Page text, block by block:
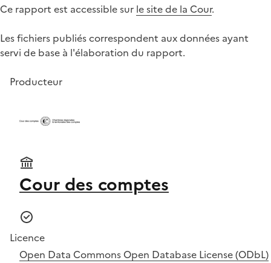
Ce rapport est accessible sur le site de la Cour.
Les fichiers publiés correspondent aux données ayant
servi de base à l'élaboration du rapport.
Producteur
Cour des comptes
Licence
Open Data Commons Open Database License (ODbL)